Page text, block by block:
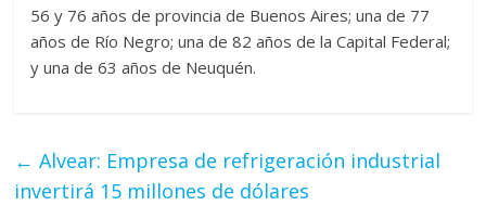
56 y 76 años de provincia de Buenos Aires; una de 77
años de Río Negro; una de 82 años de la Capital Federal;
y una de 63 años de Neuquén.
← Alvear: Empresa de refrigeración industrial
invertirá 15 millones de dólares